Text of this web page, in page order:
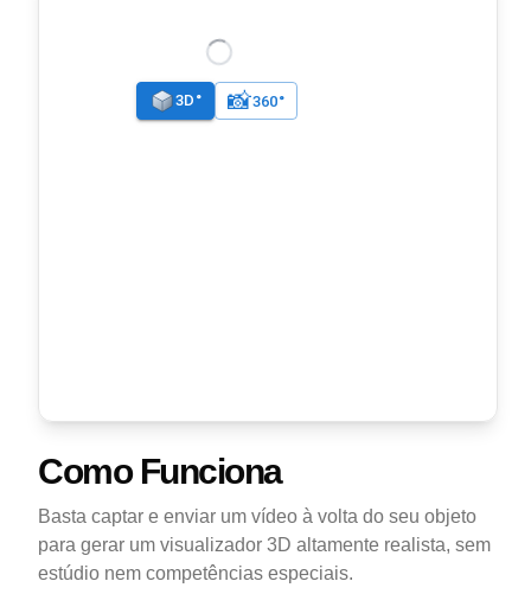
Como Funciona
Basta captar e enviar um vídeo à volta do seu objeto
para gerar um visualizador 3D altamente realista, sem
estúdio nem competências especiais.